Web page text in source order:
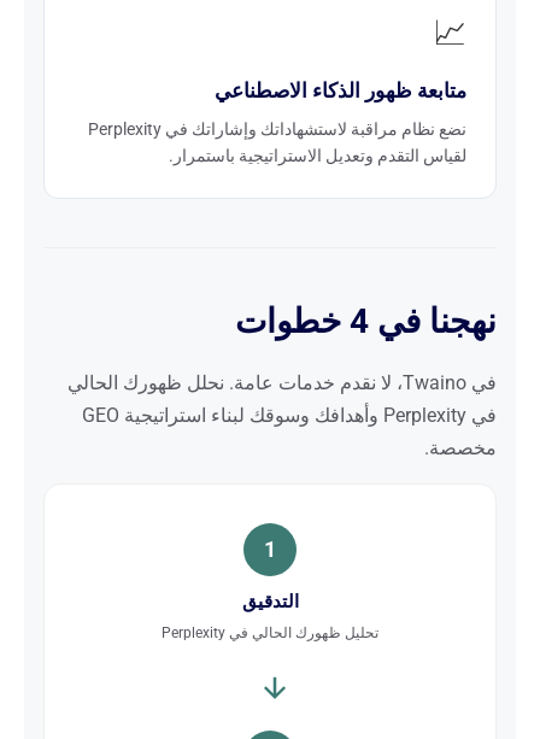
📈
متابعة ظهور الذكاء الاصطناعي
نضع نظام مراقبة لاستشهاداتك وإشاراتك في Perplexity
لقياس التقدم وتعديل الاستراتيجية باستمرار.
نهجنا في 4 خطوات
في Twaino، لا نقدم خدمات عامة. نحلل ظهورك الحالي
في Perplexity وأهدافك وسوقك لبناء استراتيجية GEO
مخصصة.
1
التدقيق
تحليل ظهورك الحالي في Perplexity